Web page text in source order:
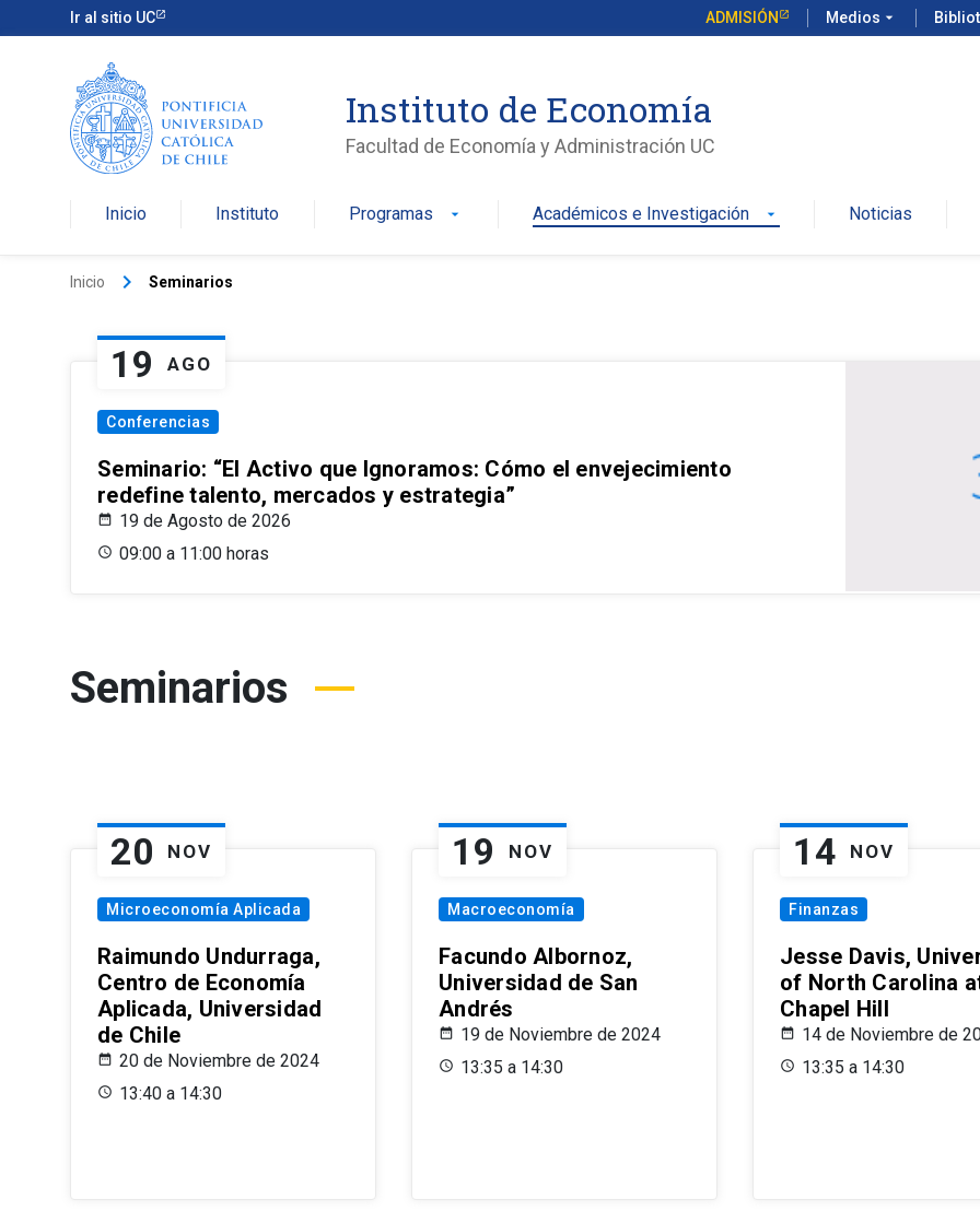
Ir al sitio UC ADMISIÓN Medios arrow_drop_down
Instituto de Economía
Facultad de Economía y Administración UC
Inicio Instituto Programas arrow_drop_down Académicos e Investigación arrow_drop_down Noticias
Inicio keyboard_arrow_right Seminarios
19 AGO
Conferencias
Seminario: “El Activo que Ignoramos: Cómo el envejecimiento
redefine talento, mercados y estrategia”
19 de Agosto de 2026
09:00 a 11:00 horas
Seminarios
20 NOV
Microeconomía Aplicada
Raimundo Undurraga,
Centro de Economía
Aplicada, Universidad
de Chile
20 de Noviembre de 2024
13:40 a 14:30
19 NOV
Macroeconomía
Facundo Albornoz,
Universidad de San
Andrés
19 de Noviembre de 2024
13:35 a 14:30
14 NOV
Finanzas
Jesse Davis,
of North Carolina
Chapel Hill
14 de Noviembre de
13:35 a 14:30